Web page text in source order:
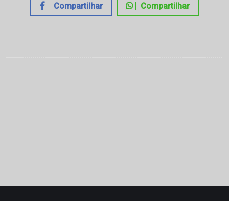
Compartilhar Compartilhar